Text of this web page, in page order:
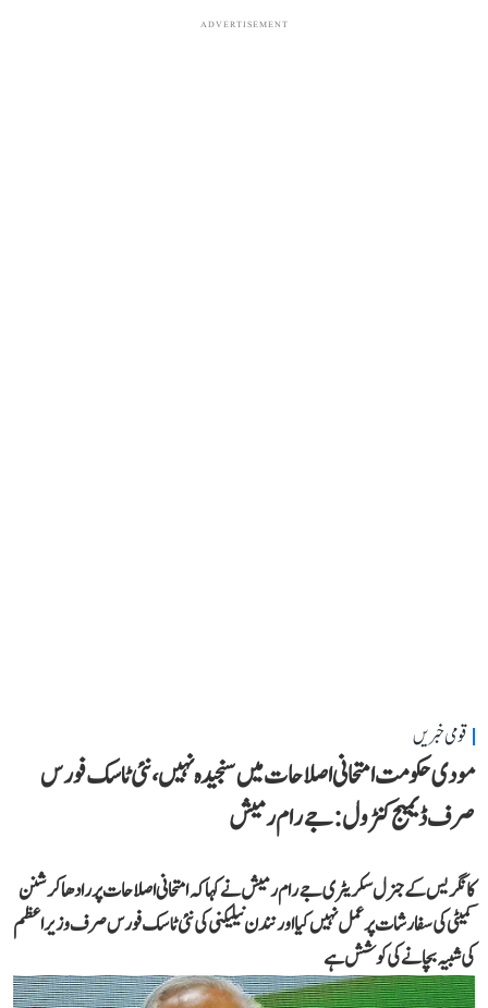
ADVERTISEMENT
قومی خبریں
مودی حکومت امتحانی اصلاحات میں سنجیدہ نہیں، نئی ٹاسک فورس
صرف ڈیمیج کنٹرول: جے رام رمیش
کانگریس کے جنرل سکریٹری جے رام رمیش نے کہا کہ امتحانی اصلاحات پر رادھاکرشنن
کمیٹی کی سفارشات پر عمل نہیں کیا اور نندن نیلیکنی کی نئی ٹاسک فورس صرف وزیر اعظم
کی شبیہ بچانے کی کوشش ہے